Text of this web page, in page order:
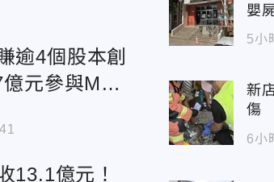
逾4個股本創
元參與M31
13.1億元！
嬰
5小
新
傷
6小